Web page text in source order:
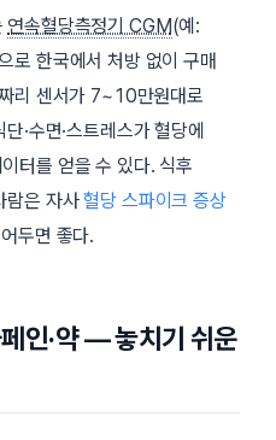
연속혈당측정기 CGM(예:
로 한국에서 처방 없이 구매
리 센서가 7~10만원대로
·수면·스트레스가 혈당에
터를 얻을 수 있다. 식후
람은 자사혈당 스파이크 증상
두면 좋다.
인·약 — 놓치기 쉬운